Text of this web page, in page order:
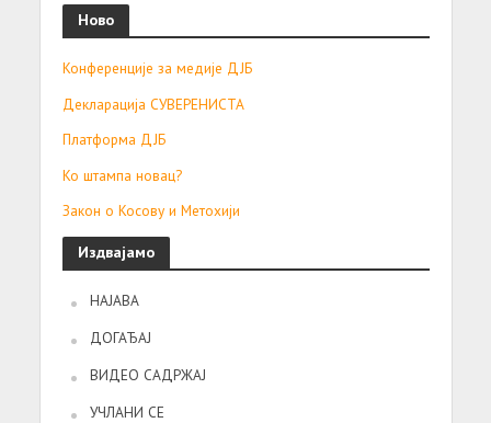
Ново
Конференције за медије ДЈБ
Декларација СУВЕРЕНИСТА
Платформа ДЈБ
Ко штампа новац?
Закон о Косову и Метохији
Издвајамо
НАЈАВА
ДОГАЂАЈ
ВИДЕО САДРЖАЈ
УЧЛАНИ СЕ